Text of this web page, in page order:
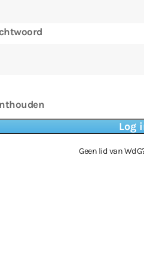
Geen lid van